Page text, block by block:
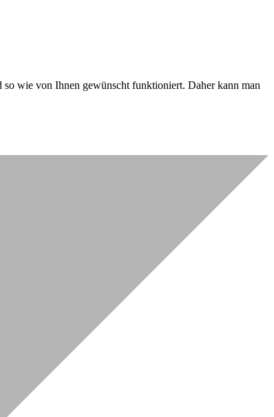
so wie von Ihnen gewünscht funktioniert. Daher kann man